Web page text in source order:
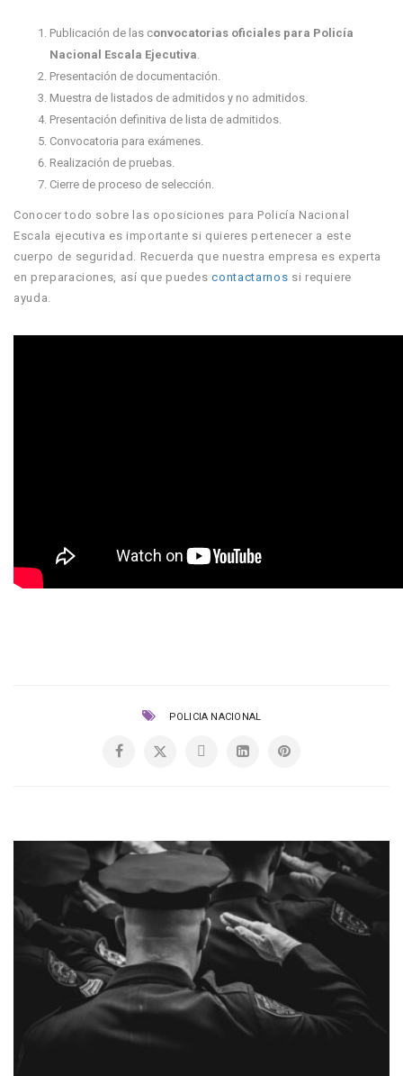
Publicación de las convocatorias oficiales para Policía
Nacional Escala Ejecutiva
Presentación de documentación.
Muestra de listados de admitidos y no admitidos.
Presentación definitiva de lista de admitidos.
Convocatoria para exámenes.
Realización de pruebas.
Cierre de proceso de selección.
Conocer todo sobre las oposiciones para Policía Nacional
Escala ejecutiva es importante si quieres pertenecer a este
cuerpo de seguridad. Recuerda que nuestra empresa es experta
en preparaciones, así que puedescontactarnos si requiere
ayuda.
POLICIA NACIONAL